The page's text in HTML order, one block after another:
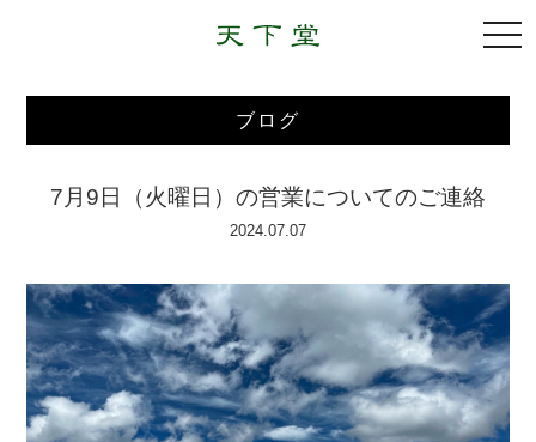
ブログ
7月9日（火曜日）の営業についてのご連絡
2024.07.07